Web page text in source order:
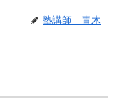
塾講師 青木